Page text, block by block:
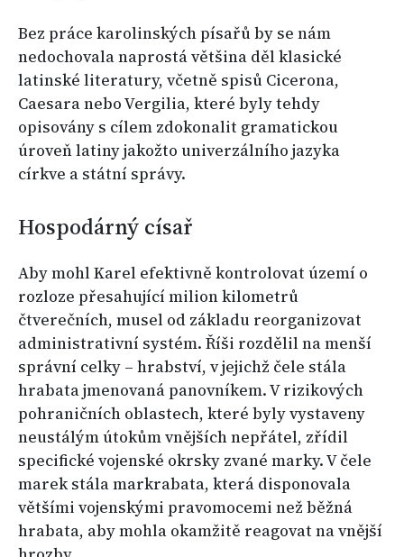
Bez práce karolinských písařů by se nám
nedochovala naprostá většina děl klasické
latinské literatury, včetně spisů Cicerona,
Caesara nebo Vergilia, které byly tehdy
opisovány s cílem zdokonalit gramatickou
úroveň latiny jakožto univerzálního jazyka
církve a státní správy.
Hospodárný císař
Aby mohl Karel efektivně kontrolovat území o
rozloze přesahující milion kilometrů
čtverečních, musel od základu reorganizovat
administrativní systém. Říši rozdělil na menší
správní celky – hrabství, v jejichž čele stála
hrabata jmenovaná panovníkem. V rizikových
pohraničních oblastech, které byly vystaveny
neustálým útokům vnějších nepřátel, zřídil
specifické vojenské okrsky zvané marky. V čele
marek stála markrabata, která disponovala
většími vojenskými pravomocemi než běžná
hrabata, aby mohla okamžitě reagovat na vnější